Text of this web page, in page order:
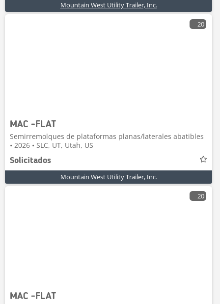
Mountain West Utility Trailer, Inc.
20
MAC -FLAT
Semirremolques de plataformas planas/laterales abatibles
• 2026 • SLC, UT, Utah, US
Solicitados
Mountain West Utility Trailer, Inc.
20
MAC -FLAT